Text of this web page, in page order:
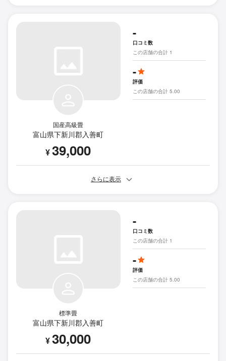
国産高級畳
富山県下新川郡入善町
¥39,000
-
口コミ数
この店舗の合計 1
-
評価
この店舗の合計 5.00
さらに表示
標準畳
富山県下新川郡入善町
¥30,000
-
口コミ数
この店舗の合計 1
-
評価
この店舗の合計 5.00